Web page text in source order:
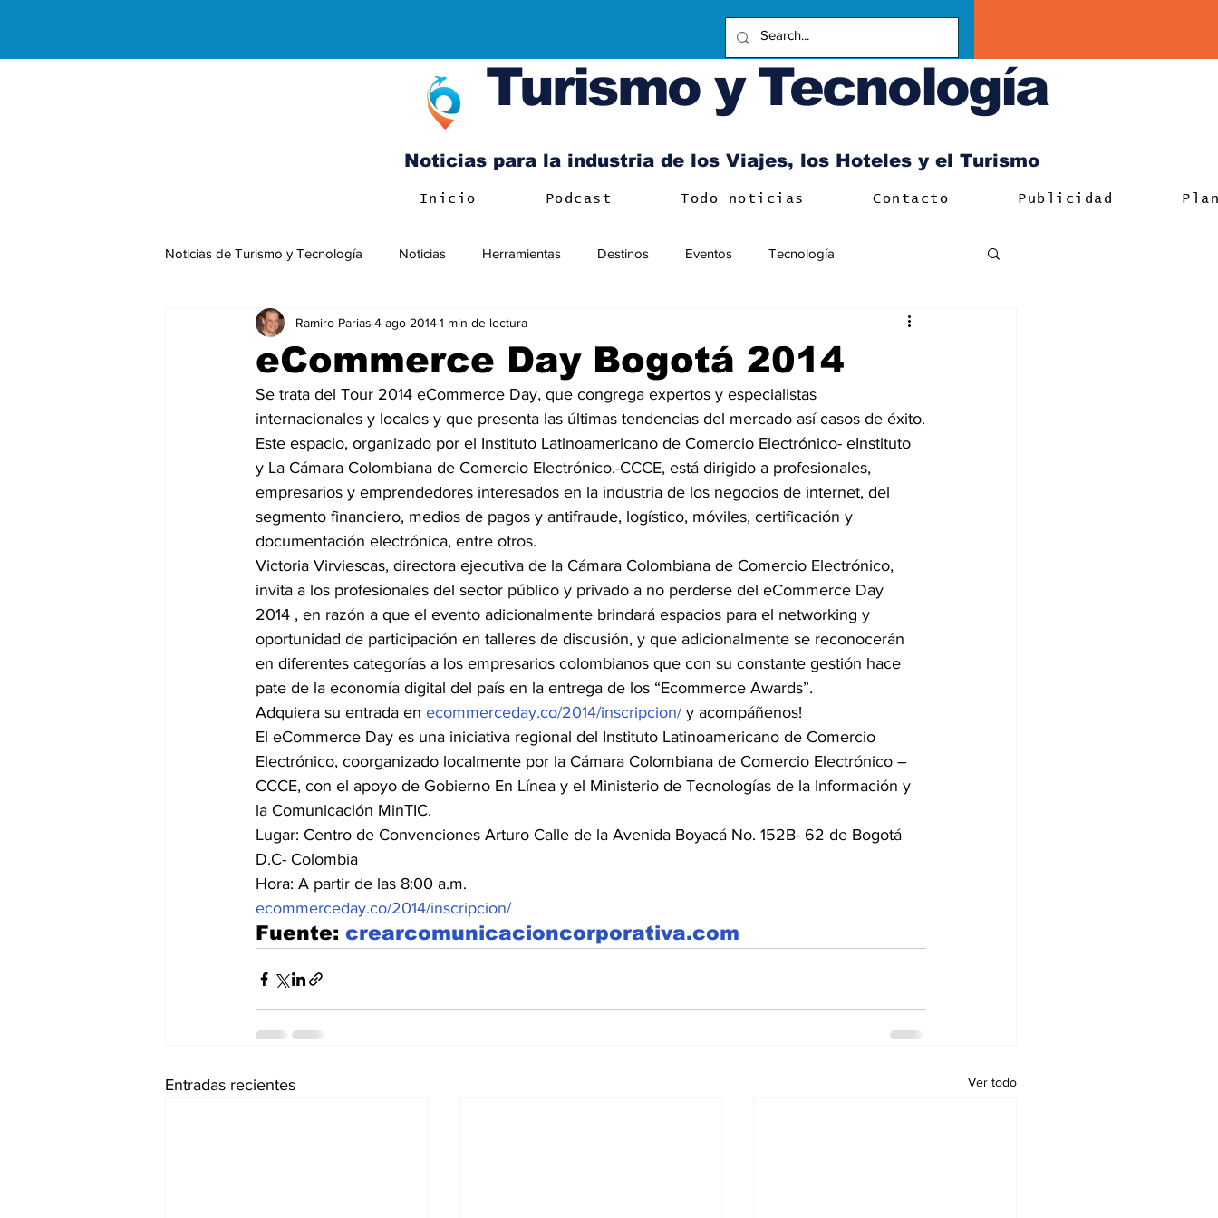
Turismo y Tecnología
Noticias para la industria de los Viajes, los Hoteles y el Turismo
Inicio Podcast Todo noticias Contacto Publicidad
Noticias de Turismo y Tecnología Noticias Herramientas Destinos Eventos Tecnología
Negocios Internacionales
eCommerce Day Bogotá 2014
Ramiro Parias 4 ago 20141 min de lectura
Se trata del Tour 2014 eCommerce Day, que congrega expertos y especialistas
internacionales y locales y que presenta las últimas tendencias del mercado así casos de éxito.
Este espacio, organizado por el Instituto Latinoamericano de Comercio Electrónico- eInstituto
y La Cámara Colombiana de Comercio Electrónico.-CCCE, está dirigido a profesionales,
empresarios y emprendedores interesados en la industria de los negocios de internet, del
segmento financiero, medios de pagos y antifraude, logístico, móviles, certificación y
documentación electrónica, entre otros.
Victoria Virviescas, directora ejecutiva de la Cámara Colombiana de Comercio Electrónico,
invita a los profesionales del sector público y privado a no perderse del eCommerce Day
2014 , en razón a que el evento adicionalmente brindará espacios para el networking y
oportunidad de participación en talleres de discusión, y que adicionalmente se reconocerán
en diferentes categorías a los empresarios colombianos que con su constante gestión hace
pate de la economía digital del país en la entrega de los “Ecommerce Awards”.
Adquiera su entrada en ecommerceday.co/2014/inscripcion/ y acompáñenos!
El eCommerce Day es una iniciativa regional del Instituto Latinoamericano de Comercio
Electrónico, coorganizado localmente por la Cámara Colombiana de Comercio Electrónico –
CCCE, con el apoyo de Gobierno En Línea y el Ministerio de Tecnologías de la Información y
la Comunicación MinTIC.
Lugar: Centro de Convenciones Arturo Calle de la Avenida Boyacá No. 152B- 62 de Bogotá
D.C- Colombia
Hora: A partir de las 8:00 a.m.
ecommerceday.co/2014/inscripcion/
Fuente: crearcomunicacioncorporativa.com
Entradas recientes Ver todo